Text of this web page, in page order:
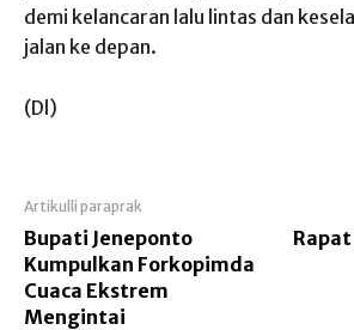
demi kelancaran lalu lintas dan
jalan ke depan.
(Dl)
Artikulli paraprak
Bupati Jeneponto
Kumpulkan Forkopimda
Cuaca Ekstrem
Mengintai